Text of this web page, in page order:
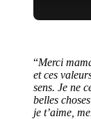
“Merci
et ces
sens. Je ne
belles
je t’aime,